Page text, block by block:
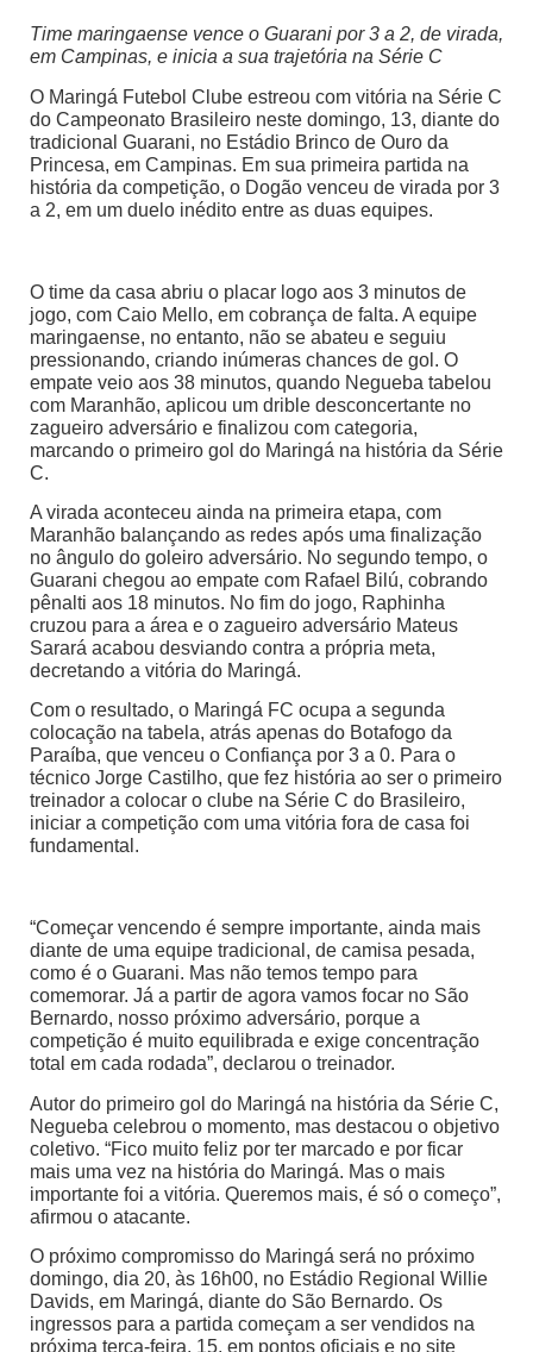
Time maringaense vence o Guarani por 3 a 2, de virada,
em Campinas, e inicia a sua trajetória na Série C
O Maringá Futebol Clube estreou com vitória na Série C
do Campeonato Brasileiro neste domingo, 13, diante do
tradicional Guarani, no Estádio Brinco de Ouro da
Princesa, em Campinas. Em sua primeira partida na
história da competição, o Dogão venceu de virada por 3
a 2, em um duelo inédito entre as duas equipes.
O time da casa abriu o placar logo aos 3 minutos de
jogo, com Caio Mello, em cobrança de falta. A equipe
maringaense, no entanto, não se abateu e seguiu
pressionando, criando inúmeras chances de gol. O
empate veio aos 38 minutos, quando Negueba tabelou
com Maranhão, aplicou um drible desconcertante no
zagueiro adversário e finalizou com categoria,
marcando o primeiro gol do Maringá na história da Série
C.
A virada aconteceu ainda na primeira etapa, com
Maranhão balançando as redes após uma finalização
no ângulo do goleiro adversário. No segundo tempo, o
Guarani chegou ao empate com Rafael Bilú, cobrando
pênalti aos 18 minutos. No fim do jogo, Raphinha
cruzou para a área e o zagueiro adversário Mateus
Sarará acabou desviando contra a própria meta,
decretando a vitória do Maringá.
Com o resultado, o Maringá FC ocupa a segunda
colocação na tabela, atrás apenas do Botafogo da
Paraíba, que venceu o Confiança por 3 a 0. Para o
técnico Jorge Castilho, que fez história ao ser o primeiro
treinador a colocar o clube na Série C do Brasileiro,
iniciar a competição com uma vitória fora de casa foi
fundamental.
“Começar vencendo é sempre importante, ainda mais
diante de uma equipe tradicional, de camisa pesada,
como é o Guarani. Mas não temos tempo para
comemorar. Já a partir de agora vamos focar no São
Bernardo, nosso próximo adversário, porque a
competição é muito equilibrada e exige concentração
total em cada rodada”, declarou o treinador.
Autor do primeiro gol do Maringá na história da Série C,
Negueba celebrou o momento, mas destacou o objetivo
coletivo. “Fico muito feliz por ter marcado e por ficar
mais uma vez na história do Maringá. Mas o mais
importante foi a vitória. Queremos mais, é só o começo”,
afirmou o atacante.
O próximo compromisso do Maringá será no próximo
domingo, dia 20, às 16h00, no Estádio Regional Willie
Davids, em Maringá, diante do São Bernardo. Os
ingressos para a partida começam a ser vendidos na
próxima terça-feira, 15, em pontos oficiais e no site